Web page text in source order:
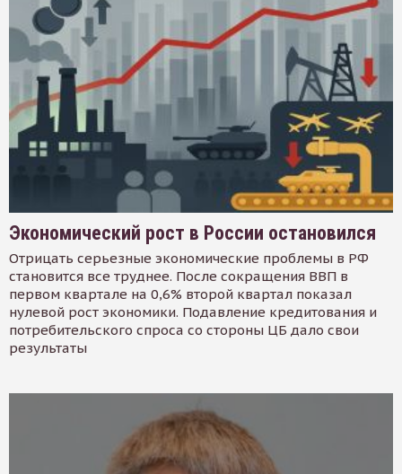
Экономический рост в России остановился
Отрицать серьезные экономические проблемы в РФ
становится все труднее. После сокращения ВВП в
первом квартале на 0,6% второй квартал показал
нулевой рост экономики. Подавление кредитования и
потребительского спроса со стороны ЦБ дало свои
результаты